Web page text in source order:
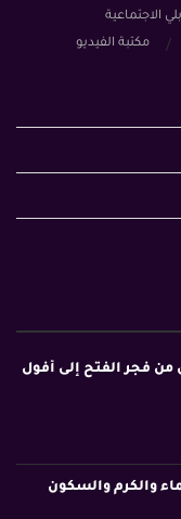
بلي الاجتماعية
مكتبة الفيديو
من فجر الفتح إلى أفول
والكرم والسكون